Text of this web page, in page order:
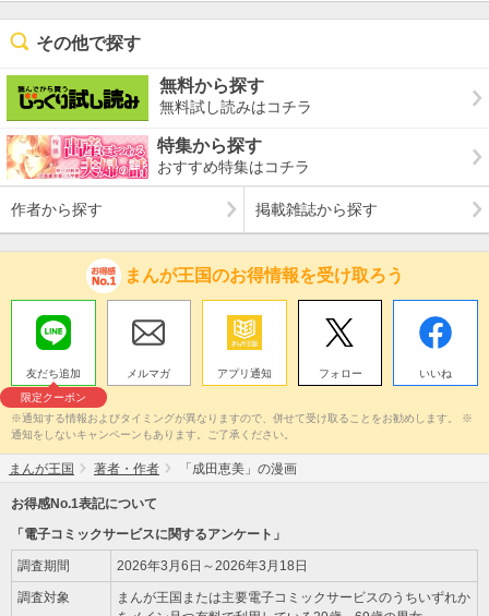
その他で探す
無料から探す
無料試し読みはコチラ
特集から探す
おすすめ特集はコチラ
作者から探す 掲載雑誌から探す
まんが王国のお得情報を受け取ろう
友だち追加
限定クーポン
メルマガ アプリ通知 フォロー いいね
※通知する情報およびタイミングが異なりますので、併せて受け取ることをお勧めします。 ※
通知をしないキャンペーンもあります。ご了承ください。
まんが王国 著者・作者 「成田恵美」の漫画
お得感No.1表記について
「電子コミックサービスに関するアンケート」
調査期間 2026年3月6日～2026年3月18日
調査対象
まんが王国または主要電子コミックサービスのうちいずれか